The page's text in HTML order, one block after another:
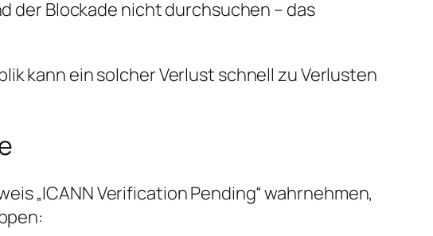
der Blockade nicht durchsuchen – das
kann ein solcher Verlust schnell zu Verlusten
„ICANN Verification Pending“ wahrnehmen,